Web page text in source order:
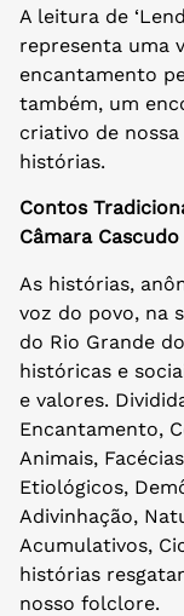
A leitura de
representa uma
encantamento
também, um
criativo de
histórias.
Contos
Câmara Cascudo
As histórias,
voz do povo, na
do Rio Grande
históricas e
e valores.
Encantamento,
Animais,
Etiológicos,
Adivinhação,
Acumulativos,
histórias
nosso folclore.